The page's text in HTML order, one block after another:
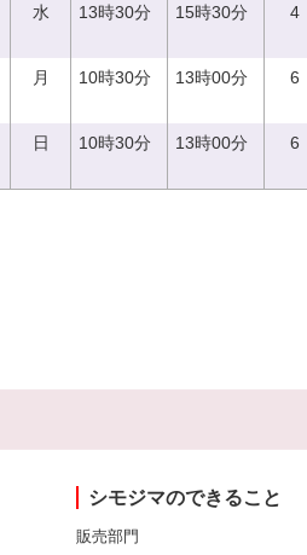
水 13時30分 15時30分 4
月 10時30分 13時00分 6
日 10時30分 13時00分 6
シモジマのできること
販売部門